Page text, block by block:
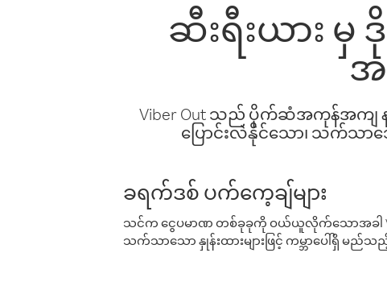
ဆီးရီးယား မှ
အ
Viber Out သည် ပိုက်ဆံအကုန်အကျ န
ပြောင်းလဲနိုင်သော၊ သက်သာသ
ခရက်ဒစ် ပက်ကေ့ချ်များ
သင်က ငွေပမာဏ တစ်ခုခုကို ဝယ်ယူလိုက်သောအခါ
သက်သာသော နှုန်းထားများဖြင့် ကမ္ဘာပေါ်ရှိ မ